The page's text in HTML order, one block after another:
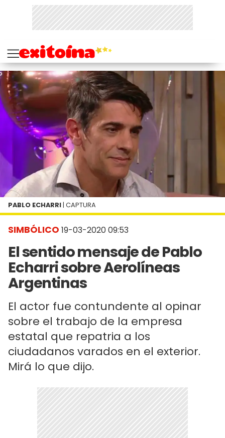
SIMBÓLICO 19-03-2020 09:53
El sentido mensaje de Pablo
Echarri sobre Aerolíneas
Argentinas
El actor fue contundente al opinar
sobre el trabajo de la empresa
estatal que repatria a los
ciudadanos varados en el exterior.
Mirá lo que dijo.
PABLO ECHARRI | CAPTURA